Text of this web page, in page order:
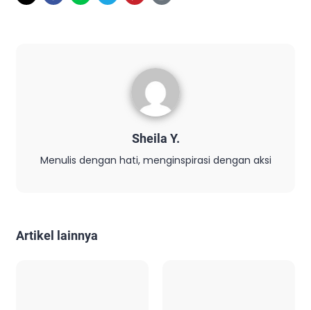
Sheila Y.
Menulis dengan hati, menginspirasi dengan aksi
Artikel lainnya